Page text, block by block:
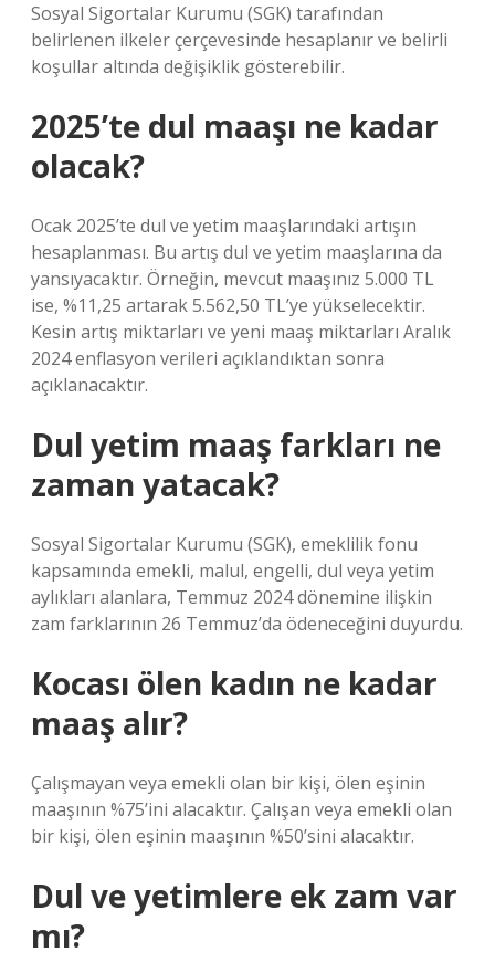
Sosyal Sigortalar Kurumu (SGK) tarafından
belirlenen ilkeler çerçevesinde hesaplanır ve belirli
koşullar altında değişiklik gösterebilir.
2025’te dul maaşı ne kadar
olacak?
Ocak 2025’te dul ve yetim maaşlarındaki artışın
hesaplanması. Bu artış dul ve yetim maaşlarına da
yansıyacaktır. Örneğin, mevcut maaşınız 5.000 TL
ise, %11,25 artarak 5.562,50 TL’ye yükselecektir.
Kesin artış miktarları ve yeni maaş miktarları Aralık
2024 enflasyon verileri açıklandıktan sonra
açıklanacaktır.
Dul yetim maaş farkları ne
zaman yatacak?
Sosyal Sigortalar Kurumu (SGK), emeklilik fonu
kapsamında emekli, malul, engelli, dul veya yetim
aylıkları alanlara, Temmuz 2024 dönemine ilişkin
zam farklarının 26 Temmuz’da ödeneceğini duyurdu.
Kocası ölen kadın ne kadar
maaş alır?
Çalışmayan veya emekli olan bir kişi, ölen eşinin
maaşının %75’ini alacaktır. Çalışan veya emekli olan
bir kişi, ölen eşinin maaşının %50’sini alacaktır.
Dul ve yetimlere ek zam var
mı?